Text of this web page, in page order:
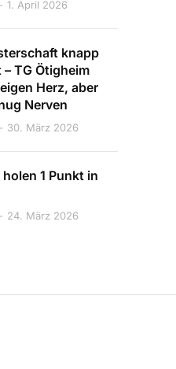
1. April 2026
knapp
TG Ötigheim
Herz, aber
Nerven
30. März 2026
holen 1 Punkt in
24. März 2026